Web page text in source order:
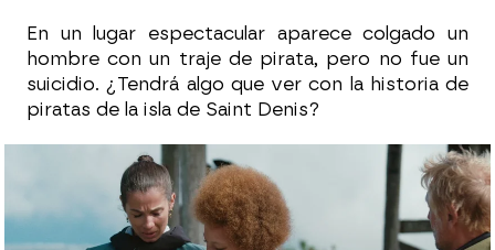
En un lugar espectacular aparece colgado un
hombre con un traje de pirata, pero no fue un
suicidio. ¿Tendrá algo que ver con la historia de
piratas de la isla de Saint Denis?